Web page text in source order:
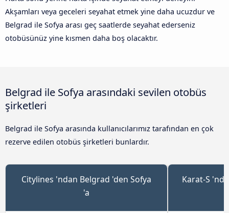
Akşamları veya geceleri seyahat etmek yine daha ucuzdur ve
Belgrad ile Sofya arası geç saatlerde seyahat ederseniz
otobüsünüz yine kısmen daha boş olacaktır.
Belgrad ile Sofya arasındaki sevilen otobüs
şirketleri
Belgrad ile Sofya arasında kullanıcılarımız tarafından en çok
rezerve edilen otobüs şirketleri bunlardır.
Citylines 'ndan Belgrad 'den Sofya
'a
Karat-S